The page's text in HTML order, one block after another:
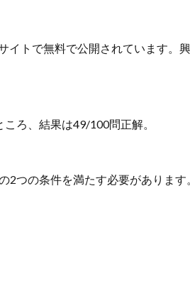
イトで無料で公開されています。
ろ、結果は49/100問正解。
つの条件を満たす必要があります